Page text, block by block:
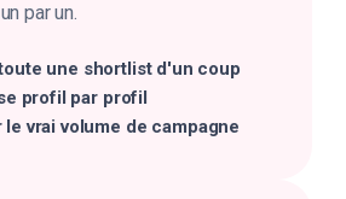
par un.
une shortlist d'un coup
profil par profil
vrai volume de campagne